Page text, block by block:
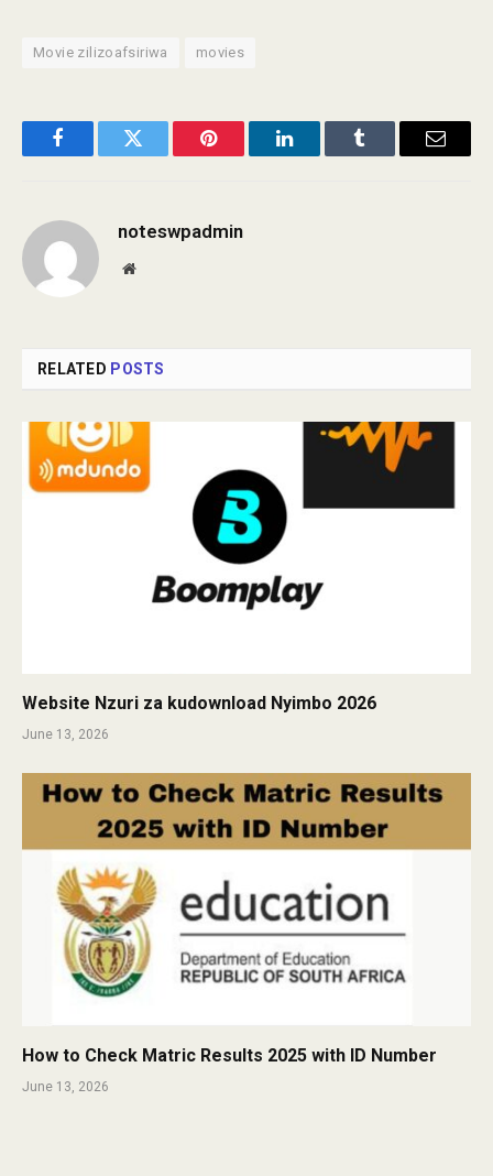
Movie zilizoafsiriwa movies
FacebookTwitter Pinterest LinkedInTumblr Email
noteswpadmin
Website
RELATED POSTS
Website Nzuri za kudownload Nyimbo 2026
June 13, 2026
How to Check Matric Results 2025 with ID Number
June 13, 2026